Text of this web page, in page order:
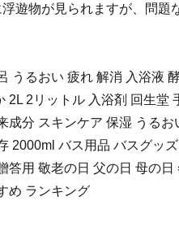
遊物が見られますが、問題
うるおい 疲れ 解消 入浴液
2L 2リットル 入浴剤 回生堂
成分 スキンケア 保湿 うるお
2000ml バス用品 バスグッ
答用 敬老の日 父の日 母の
め ランキング